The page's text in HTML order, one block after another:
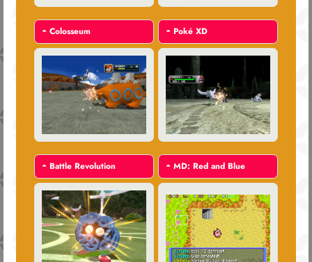
◓ Colosseum ◓ Poké XD
◓ Battle Revolution ◓ MD: Red and Blue